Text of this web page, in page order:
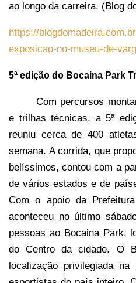
ao longo da carreira. (Blog
https://
exposicao-no-museu-de-
5ª edição do Bocaina Park
Com percursos
e trilhas técnicas, a 5ª
reuniu cerca de 400
semana. A corrida, que
belíssimos, contou com a
de vários estados e de
Com o apoio da
aconteceu no último
pessoas ao Bocaina Park,
do Centro da cidade. O
localização privilegiada